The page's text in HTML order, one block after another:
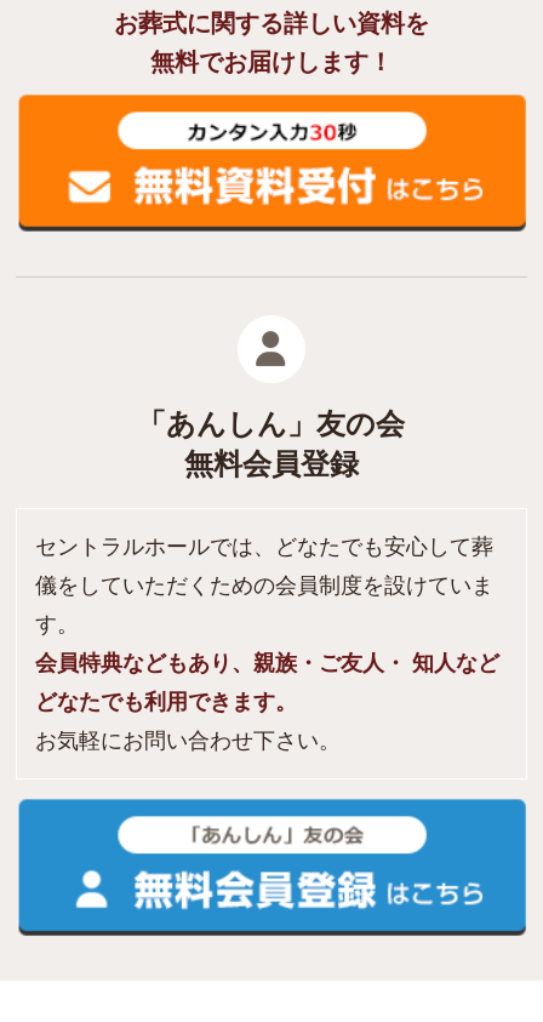
お葬式に関する詳しい資料を
無料でお届けします！
「あんしん」友の会
無料会員登録
セントラルホールでは、どなたでも安心して葬
儀をしていただくための会員制度を設けていま
す。
会員特典などもあり、親族・ご友人・ 知人など
どなたでも利用できます。
お気軽にお問い合わせ下さい。